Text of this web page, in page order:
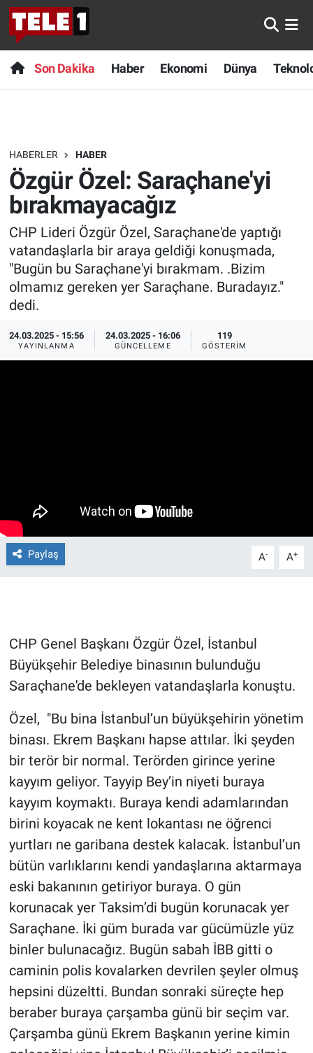
Son Dakika Haber Ekonomi Dünya
HABERLER HABER
Özgür Özel: Saraçhane'yi
bırakmayacağız
CHP Lideri Özgür Özel, Saraçhane'de yaptığı
vatandaşlarla bir araya geldiği konuşmada,
"Bugün bu Saraçhane'yi bırakmam. .Bizim
olmamız gereken yer Saraçhane. Buradayız."
dedi.
24.03.2025 - 15:56
YAYINLANMA
24.03.2025 - 16:06
GÜNCELLEME
119
GÖSTERIM
Paylaş A- A+
CHP Genel Başkanı Özgür Özel, İstanbul
Büyükşehir Belediye binasının bulunduğu
Saraçhane'de bekleyen vatandaşlarla konuştu.
Özel, "Bu bina İstanbul’un büyükşehirin yönetim
binası. Ekrem Başkanı hapse attılar. İki şeyden
bir terör bir normal. Terörden girince yerine
kayyım geliyor. Tayyip Bey’in niyeti buraya
kayyım koymaktı. Buraya kendi adamlarından
birini koyacak ne kent lokantası ne öğrenci
yurtları ne garibana destek kalacak. İstanbul’un
bütün varlıklarını kendi yandaşlarına aktarmaya
eski bakanının getiriyor buraya. O gün
korunacak yer Taksim’di bugün korunacak yer
Saraçhane. İki güm burada var gücümüzle yüz
binler bulunacağız. Bugün sabah İBB gitti o
caminin polis kovalarken devrilen şeyler olmuş
hepsini düzeltti. Bundan sonraki süreçte hep
beraber buraya çarşamba günü bir seçim var.
Çarşamba günü Ekrem Başkanın yerine kimin
Anında Manşet
Başka Sohbetler
Bilim turu
Bilim ve Teknoloji Evreni
Doğa Konuşuyor
Dünya
Ege'den Esintiler
Gerçeğin İzinde
Gün Başlıyor
Gündem Özel
Günün görüntüsü
Haber
İlan
Kimdir
Koronavirüs
Kültür Sanat
Ne demişti
Nedir
Popüler
Programlar
Son Dakika
Haber
Dünya
Teknoloji
Sağlık
Spor
İletişim
Nöbetçi Eczaneler
Hava Durumu
Trafik Durumu
Süper Lig Puan Durumu ve Fikstür
Tüm Manşetler
Son Dakika Haberleri